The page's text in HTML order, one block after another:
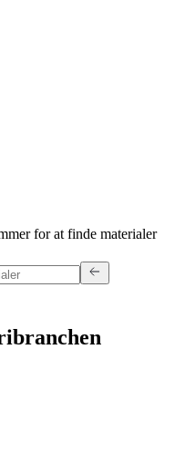
for at finde materialer